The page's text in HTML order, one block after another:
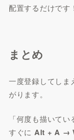
配置するだけです
まとめ
一度登録してしま
がります。
「何度も描いて
すぐに Alt + A →